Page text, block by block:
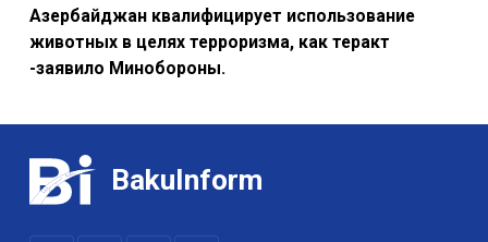
Азербайджан квалифицирует использование
животных в целях терроризма, как теракт
-заявило Минобороны.
BakuInform